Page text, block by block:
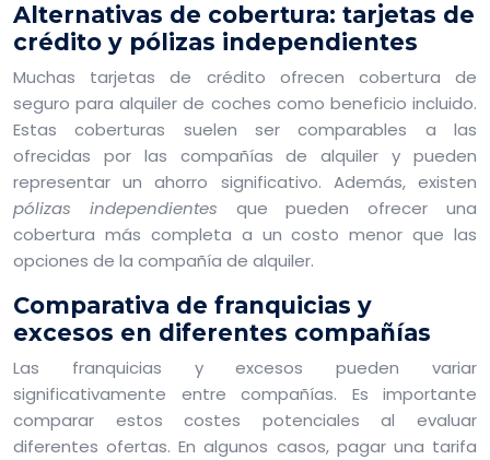
Alternativas de cobertura: tarjetas de
crédito y pólizas independientes
Muchas tarjetas de crédito ofrecen cobertura de
seguro para alquiler de coches como beneficio incluido.
Estas coberturas suelen ser comparables a las
ofrecidas por las compañías de alquiler y pueden
representar un ahorro significativo. Además, existen
pólizas independientes que pueden ofrecer una
cobertura más completa a un costo menor que las
opciones de la compañía de alquiler.
Comparativa de franquicias y
excesos en diferentes compañías
Las franquicias y excesos pueden variar
significativamente entre compañías. Es importante
comparar estos costes potenciales al evaluar
diferentes ofertas. En algunos casos, pagar una tarifa